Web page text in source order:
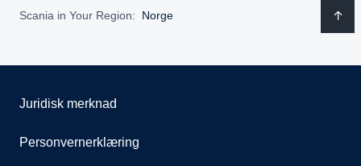
Scania in Your Region: Norge
Juridisk merknad
Personvernerklæring